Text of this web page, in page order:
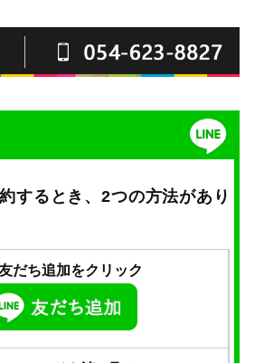
するとき、2つの方法があり
だち追加をクリック